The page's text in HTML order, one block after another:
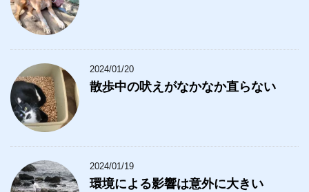
2024/01/20
散歩中の吠えがなかなか直らない
2024/01/19
環境による影響は意外に大きい